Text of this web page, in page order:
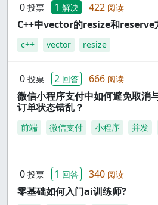
0 投票 1 解决 422 阅读
C++中vector的resize和reserve
c++ vector resize
0 投票 2 回答 666 阅读
微信小程序支付中如何避免取消
订单状态错乱？
前端 微信支付 小程序 并发
0 投票 1 回答 340 阅读
零基础如何入门ai训练师?